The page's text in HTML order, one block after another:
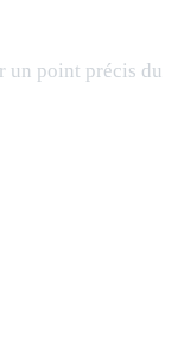
un point précis du